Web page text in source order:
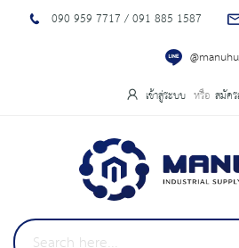
090 959 7717 / 091 885 1587
เข้าสู่ระบบ สมัค